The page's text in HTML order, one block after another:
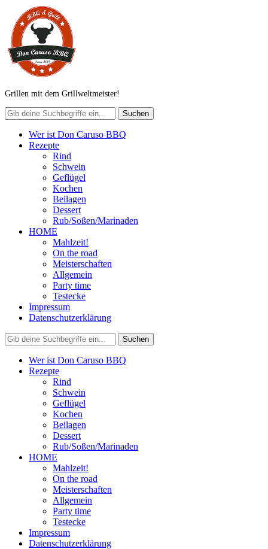
Grillen mit dem Grillweltmeister!
Wer ist Don Caruso BBQ
Rezepte
Rind
Schwein
Geflügel
Kochen
Beilagen
Dessert
Rub/Soßen/Marinaden
HOME
Mahlzeit!
On the road
Meisterschaften
Allgemein
Party time
Testecke
Impressum
Datenschutzerklärung
Wer ist Don Caruso BBQ
Rezepte
Rind
Schwein
Geflügel
Kochen
Beilagen
Dessert
Rub/Soßen/Marinaden
HOME
Mahlzeit!
On the road
Meisterschaften
Allgemein
Party time
Testecke
Impressum
Datenschutzerklärung